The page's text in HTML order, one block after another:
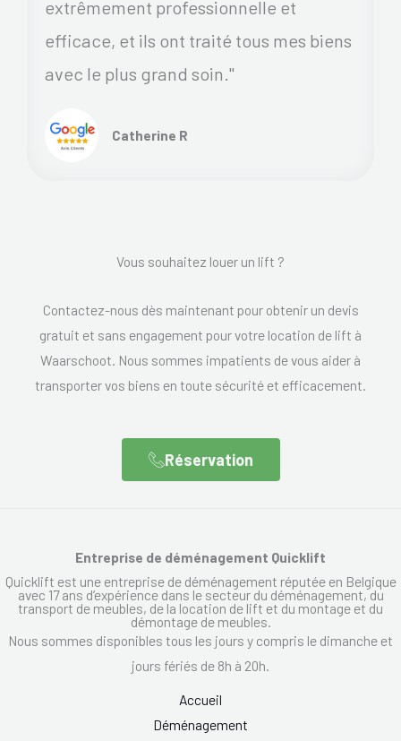
extrêmement professionnelle et
efficace, et ils ont traité tous mes biens
avec le plus grand soin."
Catherine R
Vous souhaitez louer un lift ?
Contactez-nous dès maintenant pour obtenir un devis
gratuit et sans engagement pour votre location de lift à
Waarschoot. Nous sommes impatients de vous aider à
transporter vos biens en toute sécurité et efficacement.
Réservation
Entreprise de déménagement Quicklift
Quicklift est une entreprise de déménagement réputée en Belgique
avec 17 ans d’expérience dans le secteur du déménagement, du
transport de meubles, de la location de lift et du montage et du
démontage de meubles.
Nous sommes disponibles tous les jours y compris le dimanche et
jours fériés de 8h à 20h.
Accueil
Déménagement